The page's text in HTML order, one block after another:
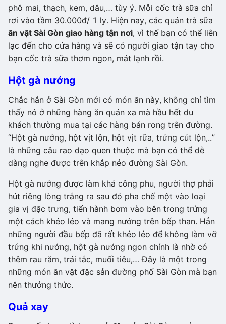
phô mai, thạch, kem, dâu,… tùy ý. Mỗi cốc trà sữa chỉ
rơi vào tầm 30.000đ/ 1 ly. Hiện nay, các quán trà sữa
ăn vặt Sài Gòn giao hàng tận nơi, vì thế bạn có thể liên
lạc đến cho cửa hàng và sẽ có người giao tận tay cho
bạn cốc trà sữa thơm ngon, mát lạnh rồi.
Hột gà nướng
Chắc hẳn ở Sài Gòn mới có món ăn này, không chỉ tìm
thấy nó ở những hàng ăn quán xa mà hầu hết du
khách thường mua tại các hàng bán rong trên đường.
“Hột gà nướng, hột vịt lộn, hột vịt rữa, trứng cút lộn,..”
là những câu rao dạo quen thuộc mà bạn có thể dễ
dàng nghe được trên khắp nẻo đường Sài Gòn.
Hột gà nướng được làm khá công phu, người thợ phải
hút riêng lòng trắng ra sau đó pha chế một vào loại
gia vị đặc trưng, tiến hành bơm vào bên trong trứng
một cách khéo léo và mang nướng trên bếp than. Hẳn
những người đầu bếp đã rất khéo léo để không làm vỡ
trứng khi nướng, hột gà nướng ngon chính là nhờ có
thêm rau răm, trái tắc, muối tiêu,… Đây là một trong
những món ăn vặt đặc sản đường phố Sài Gòn mà bạn
nên thưởng thức.
Quả xay